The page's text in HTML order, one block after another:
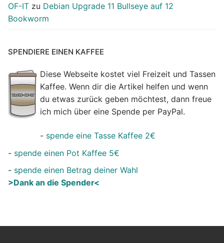
OF-IT zu Debian Upgrade 11 Bullseye auf 12
Bookworm
SPENDIERE EINEN KAFFEE
Diese Webseite kostet viel Freizeit und Tassen
Kaffee. Wenn dir die Artikel helfen und wenn
du etwas zurück geben möchtest, dann freue
ich mich über eine Spende per PayPal.
- spende eine Tasse Kaffee 2€
- spende einen Pot Kaffee 5€
- spende einen Betrag deiner Wahl
>Dank an die Spender<